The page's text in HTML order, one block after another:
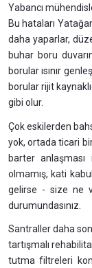
Yabancı
Bu hataları
daha yaparlar,
buhar boru
borular ısınır
borular rijit
gibi olur.
Çok eskilerden
yok, ortada ticari
barter
olmamış, kati
gelirse - size ne
durumundasınız.
Santraller daha
tartışmalı
tutma filtreleri